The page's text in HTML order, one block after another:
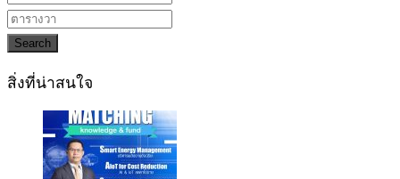
Search
สิ่งที่น่าสนใจ